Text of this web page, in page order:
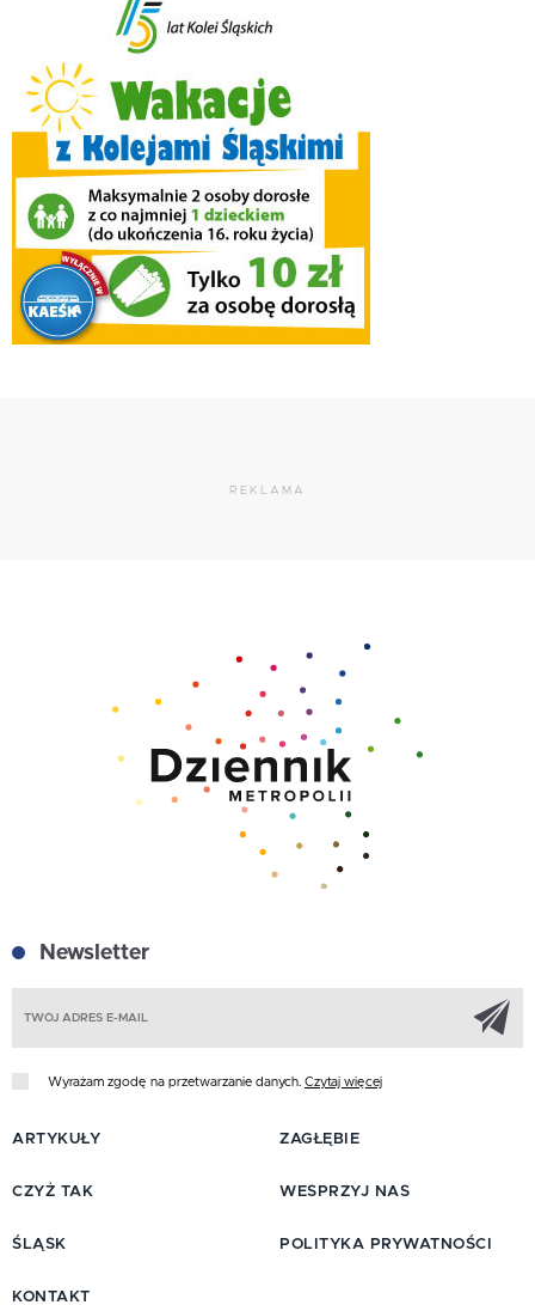
REKLAMA
Newsletter
Wyrażam zgodę na przetwarzanie danych. Czytaj więcej
ARTYKUŁY
CZYŻ TAK
ŚLĄSK
ZAGŁĘBIE
WESPRZYJ NAS
POLITYKA PRYWATNOŚCI
KONTAKT